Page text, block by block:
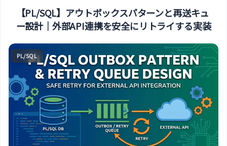
【PL/SQL】アウトボックスパターンと再送キュ
ー設計｜外部API連携を安全にリトライする実装
PL/SQL